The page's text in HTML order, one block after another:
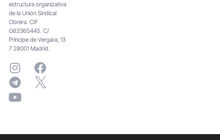
estructura organizativa
de la Unión Sindical
Obrera. CIF
G83365445. C/
Principe de Vergara, 13
7 28001 Madrid.